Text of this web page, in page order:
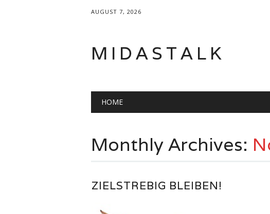
AUGUST 7, 2026
MIDASTALK
Main menu
HOME
Monthly Archives:
ZIELSTREBIG BLEIBEN!